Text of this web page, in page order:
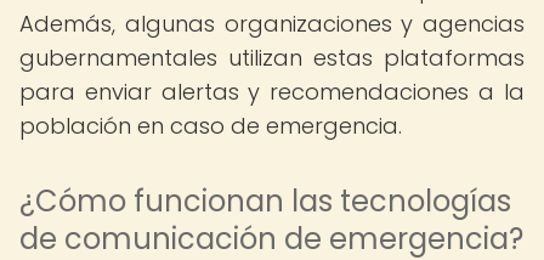
Además, algunas organizaciones y agencias
gubernamentales utilizan estas plataformas
para enviar alertas y recomendaciones a la
población en caso de emergencia.
¿Cómo funcionan las tecnologías
de comunicación de emergencia?